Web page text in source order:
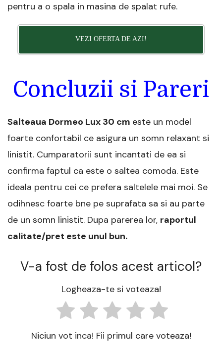
pentru a o spala in masina de spalat rufe.
VEZI OFERTA DE AZI!
Concluzii si Pareri
Salteaua Dormeo Lux 30 cm este un model
foarte confortabil ce asigura un somn relaxant si
linistit. Cumparatorii sunt incantati de ea si
confirma faptul ca este o saltea comoda. Este
ideala pentru cei ce prefera saltelele mai moi. Se
odihnesc foarte bne pe suprafata sa si au parte
de un somn linistit. Dupa parerea lor, raportul
calitate/pret este unul bun.
V-a fost de folos acest articol?
Logheaza-te si voteaza!
Niciun vot inca! Fii primul care voteaza!